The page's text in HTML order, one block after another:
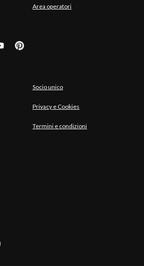
Area operatori
Socio unico
Privacy e Cookies
Termini e condizioni